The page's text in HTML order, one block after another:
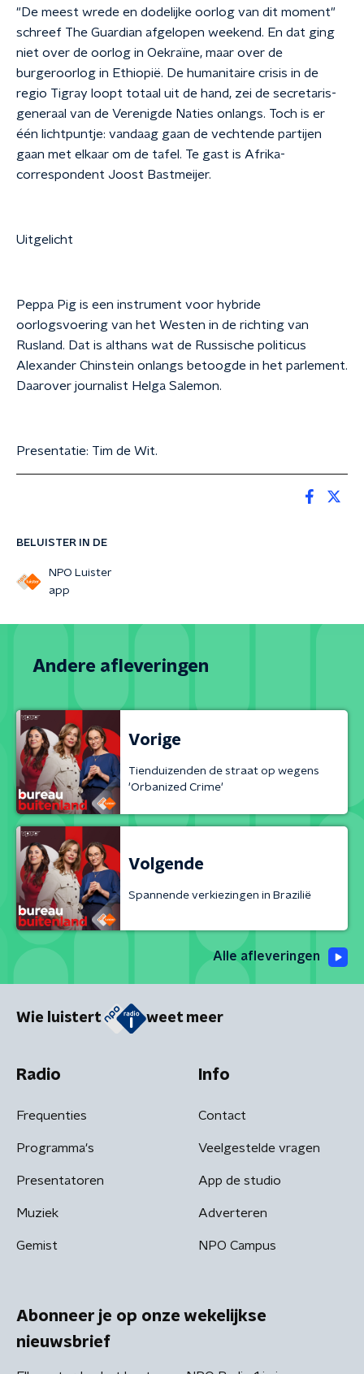
BELUISTER IN DE
NPO Luister
app
"De meest wrede en dodelijke oorlog van dit moment"
schreef The Guardian afgelopen weekend. En dat ging
niet over de oorlog in Oekraïne, maar over de
burgeroorlog in Ethiopië. De humanitaire crisis in de
regio Tigray loopt totaal uit de hand, zei de secretaris-
generaal van de Verenigde Naties onlangs. Toch is er
één lichtpuntje: vandaag gaan de vechtende partijen
gaan met elkaar om de tafel. Te gast is Afrika-
correspondent Joost Bastmeijer.
Uitgelicht
Peppa Pig is een instrument voor hybride
oorlogsvoering van het Westen in de richting van
Rusland. Dat is althans wat de Russische politicus
Alexander Chinstein onlangs betoogde in het parlement.
Daarover journalist Helga Salemon.
Presentatie: Tim de Wit.
Andere afleveringen
Vorige
Tienduizenden de straat op wegens
'Orbanized Crime'
Volgende
Spannende verkiezingen in Brazilië
Alle afleveringen
Wie luistert weet meer
Radio
Frequenties
Programma's
Presentatoren
Muziek
Gemist
Info
Contact
Veelgestelde vragen
App de studio
Adverteren
NPO Campus
Abonneer je op onze wekelijkse
nieuwsbrief